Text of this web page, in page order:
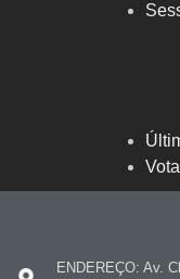
ENDEREÇO: Av.